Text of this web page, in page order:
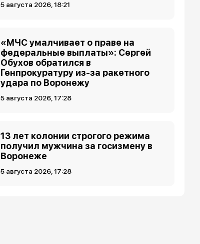
5 августа 2026, 18:21
«МЧС умалчивает о праве на
федеральные выплаты»: Сергей
Обухов обратился в
Генпрокуратуру из-за ракетного
удара по Воронежу
5 августа 2026, 17:28
13 лет колонии строгого режима
получил мужчина за госизмену в
Воронеже
5 августа 2026, 17:28